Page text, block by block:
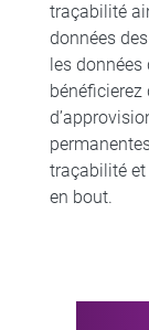
traçabilité
données
les données
bénéficierez
traçabilité
en bout.